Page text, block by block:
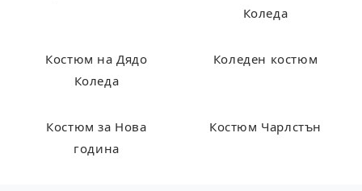
Коледа
Костюм на Дядо
Коледа
Коледен костюм
Костюм за Нова
година
Костюм Чарлстън